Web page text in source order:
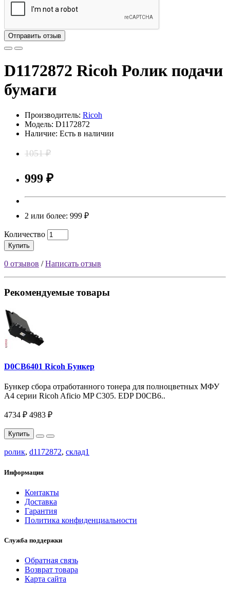
Отправить отзыв
D1172872 Ricoh Ролик подачи
бумаги
Производитель: Ricoh
Модель: D1172872
Наличие: Есть в наличии
1051 ₽
999 ₽
2 или более: 999 ₽
Количество
Купить
0 отзывов /Написать отзыв
Рекомендуемые товары
D0CB6401 Ricoh Бункер
Бункер сбора отработанного тонера для полноцветных МФУ
A4 серии Ricoh Aficio MP C305. EDP D0CB6..
4734 ₽ 4983 ₽
Купить
ролик, d1172872, склад1
Информация
Контакты
Доставка
Гарантия
Политика конфиденциальности
Служба поддержки
Обратная связь
Возврат товара
Карта сайта